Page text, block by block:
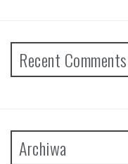
Recent Comments
Archiwa